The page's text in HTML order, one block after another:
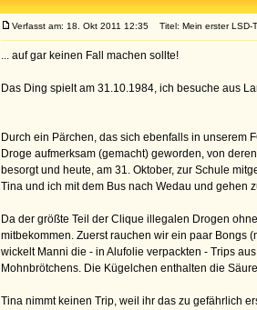
Verfasst am: 18. Okt 2011 12:35 Titel: Mein erster LSD-
... auf gar keinen Fall machen sollte!
Das Ding spielt am 31.10.1984, ich besuche aus
Durch ein Pärchen, das sich ebenfalls in unserem
Droge aufmerksam (gemacht) geworden, von
besorgt und heute, am 31. Oktober, zur Schule
Tina und ich mit dem Bus nach Wedau und gehen
Da der größte Teil der Clique illegalen Drogen
mitbekommen. Zuerst rauchen wir ein paar Bongs
wickelt Manni die - in Alufolie verpackten - Trips
Mohnbrötchens. Die Kügelchen enthalten die
Tina nimmt keinen Trip, weil ihr das zu gefährlich